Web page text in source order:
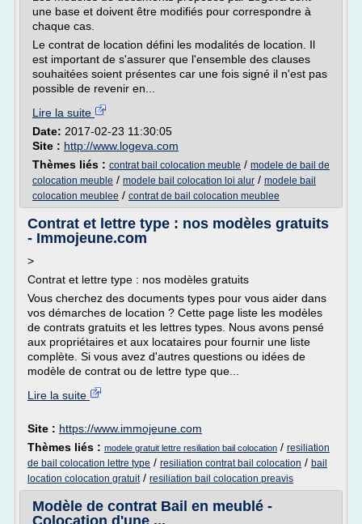
une base et doivent être modifiés pour correspondre à
chaque cas.
Le contrat de location défini les modalités de location. Il
est important de s'assurer que l'ensemble des clauses
souhaitées soient présentes car une fois signé il n'est pas
possible de revenir en...
Lire la suite
Date: 2017-02-23 11:30:05
Site : http://www.logeva.com
Thèmes liés : contrat bail colocation meuble / modele de bail de
colocation meuble / modele bail colocation loi alur / modele bail
colocation meublee / contrat de bail colocation meublee
Contrat et lettre type : nos modèles gratuits
- Immojeune.com
>
Contrat et lettre type : nos modèles gratuits
Vous cherchez des documents types pour vous aider dans
vos démarches de location ? Cette page liste les modèles
de contrats gratuits et les lettres types. Nous avons pensé
aux propriétaires et aux locataires pour fournir une liste
complète. Si vous avez d'autres questions ou idées de
modèle de contrat ou de lettre type que...
Lire la suite
Site : https://www.immojeune.com
Thèmes liés : modele gratuit lettre resiliation bail colocation / resiliation
de bail colocation lettre type / resiliation contrat bail colocation / bail
location colocation gratuit/ resiliation bail colocation preavis
Modèle de contrat Bail en meublé -
Colocation d'une ...